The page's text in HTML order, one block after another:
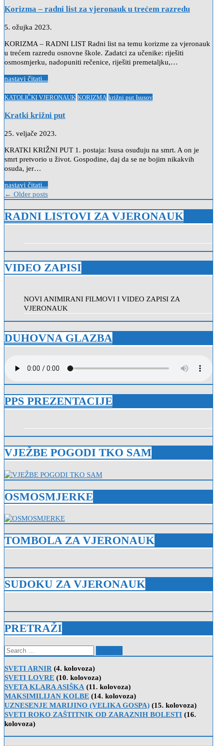
Korizma – radni list za vjeronauk u trećem razredu
5. ožujka 2023.
KORIZMA – RADNI LIST Radni list na temu korizme za vjeronauk
u trećem razredu osnovne škole. Zadatci za učenike: riješiti
osmosmjerku, nadopuniti rečenice, riješiti premetaljku,…
nastavi čitati...
Posted
KATOLIČKI VJERONAUK KORIZMA križni put Isusov
Kratki križni put
25. veljače 2023.
KRATKI KRIŽNI PUT 1. postaja: Isusa osuđuju na smrt. A on je
smrt pretvorio u život. Gospodine, daj da se ne bojim nikakvih
osuda, jer…
nastavi čitati...
Navigacija
objava
← Older posts
RADNI LISTOVI ZA VJERONAUK
VIDEO ZAPISI
NOVI ANIMIRANI FILMOVI I VIDEO ZAPISI ZA
VJERONAUK
DUHOVNA GLAZBA
PPS PREZENTACIJE
VJEŽBE POGODI TKO SAM
OSMOSMJERKE
TOMBOLA ZA VJERONAUK
SUDOKU ZA VJERONAUK
PRETRAŽI
Search
for:
SVETI ARNIR (4. kolovoza)
SVETI LOVRE (10. kolovoza)
SVETA KLARA ASIŠKA (11. kolovoza)
MAKSIMILIJAN KOLBE (14. kolovoza)
UZNESENJE MARIJINO (VELIKA GOSPA) (15. kolovoza)
SVETI ROKO ZAŠTITNIK OD ZARAZNIH BOLESTI (16.
kolovoza)